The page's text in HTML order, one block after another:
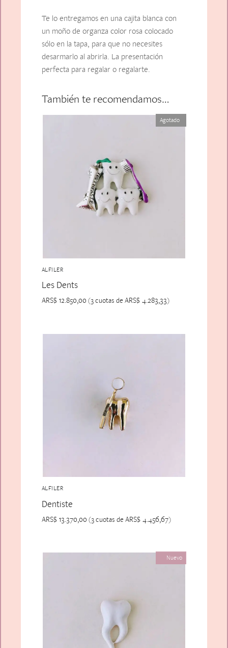
Te lo entregamos en una cajita blanca con
un moño de organza color rosa colocado
sólo en la tapa, para que no necesites
desarmarlo al abrirla. La presentación
perfecta para regalar o regalarte.
También te recomendamos…
ALFILER
Agotado
Les Dents
ARS$12.850,00 (3 cuotas de ARS$4.283,33)
ALFILER
Dentiste
ARS$13.370,00 (3 cuotas de ARS$4.456,67)
Nuevo